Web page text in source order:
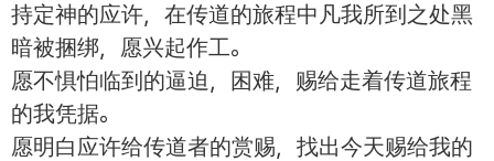
持定神的应许，在传道的旅程中凡我所到之处黑
暗被捆绑，愿兴起作工。
愿不惧怕临到的逼迫，困难，赐给走着传道旅程
的我凭据。
愿明白应许给传道者的赏赐，找出今天赐给我的